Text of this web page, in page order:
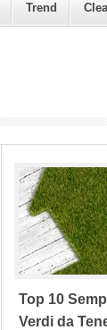
Trend
Top 10
Verdi da